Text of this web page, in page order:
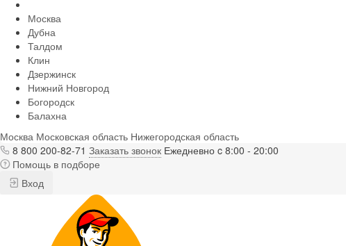
Москва
Дубна
Талдом
Клин
Дзержинск
Нижний Новгород
Богородск
Балахна
Москва Московская область Нижегородская область
8 800 200-82-71 Заказать звонок Ежедневно c 8:00 - 20:00
Помощь в подборе
Вход